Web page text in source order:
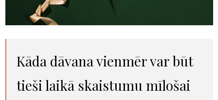
Kāda dāvana vienmēr var būt
tieši laikā skaistumu mīlošai